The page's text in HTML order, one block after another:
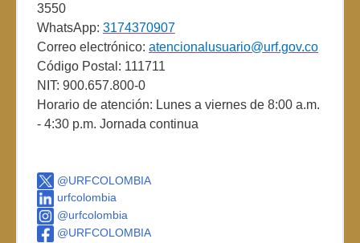
3550
WhatsApp: 3174370907
Correo electrónico: atencionalusuario@urf.gov.co
Código Postal: 111711
NIT: 900.657.800-0
Horario de atención: Lunes a viernes de 8:00 a.m.
- 4:30 p.m. Jornada continua
@URFCOLOMBIA
urfcolombia
@urfcolombia
@URFCOLOMBIA